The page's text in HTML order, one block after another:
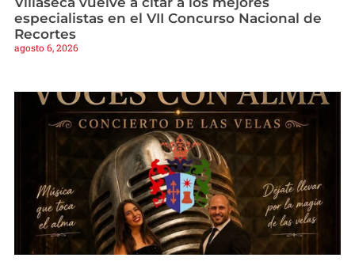
especialistas en el VII Concurso Nacional de
Recortes
agosto 6, 2026